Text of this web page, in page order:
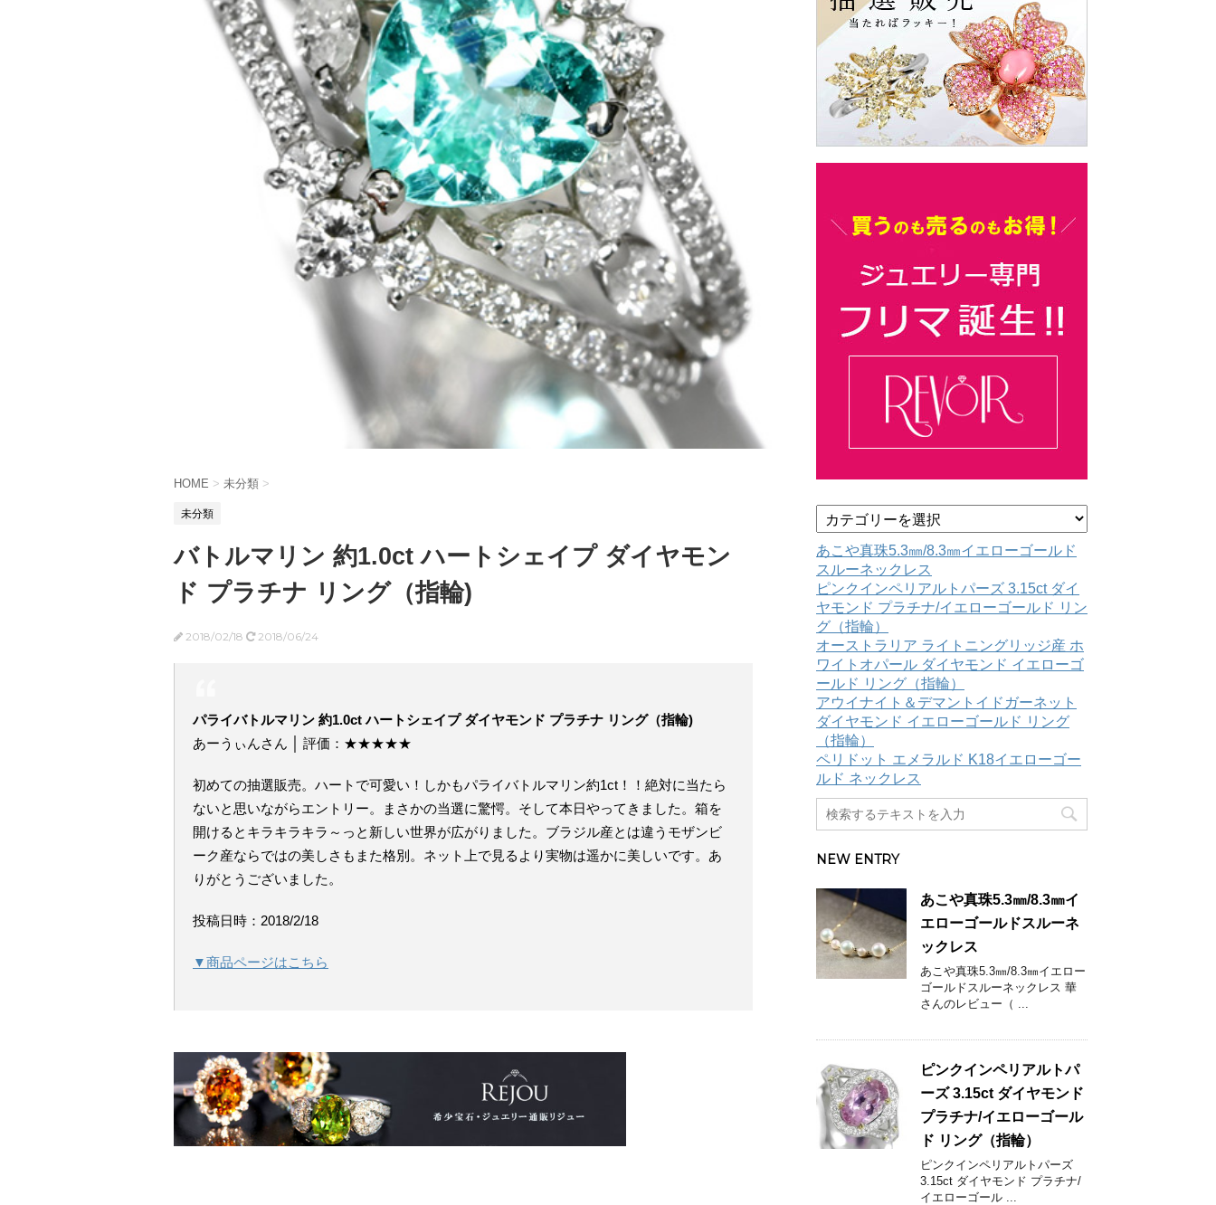
HOME > 未分類 >
未分類
バトルマリン 約1.0ct ハートシェイプ ダイヤモン
ド プラチナ リング（指輪)
2018/02/18 2018/06/24
パライバトルマリン 約1.0ct ハートシェイプ ダイヤモンド プラチナ リング（指輪)
あーうぃんさん │ 評価：★★★★★
初めての抽選販売。ハートで可愛い！しかもパライバトルマリン約1ct！！絶対に当たら
ないと思いながらエントリー。まさかの当選に驚愕。そして本日やってきました。箱を
開けるとキラキラキラ～っと新しい世界が広がりました。ブラジル産とは違うモザンビ
ーク産ならではの美しさもまた格別。ネット上で見るより実物は遥かに美しいです。あ
りがとうございました。
投稿日時：2018/2/18
▼商品ページはこちら
テ
ゴ
リ
ー
あこや真珠5.3㎜/8.3㎜イエローゴールド
スルーネックレス
ピンクインペリアルトパーズ 3.15ct ダイ
ヤモンド プラチナ/イエローゴールド リン
グ（指輪）
オーストラリア ライトニングリッジ産 ホ
ワイトオパール ダイヤモンド イエローゴ
ールド リング（指輪）
アウイナイト＆デマントイドガーネット
ダイヤモンド イエローゴールド リング
（指輪）
ペリドット エメラルド K18イエローゴー
ルド ネックレス
NEW ENTRY
あこや真珠5.3㎜/8.3㎜イ
エローゴールドスルーネ
ックレス
あこや真珠5.3㎜/8.3㎜イエロー
ゴールドスルーネックレス 華
さんのレビュー（ ...
ピンクインペリアルトパ
ーズ 3.15ct ダイヤモンド
プラチナ/イエローゴール
ド リング（指輪）
ピンクインペリアルトパーズ
3.15ct ダイヤモンド プラチナ/
イエローゴール ...